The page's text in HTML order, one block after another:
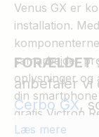
SmartShunt
Venus GX er
installation.
samarbejder
oplysninger og
din
gratis Victron
FORÆLDET
anbefaler vi
Cerbo GX,
Læs mere